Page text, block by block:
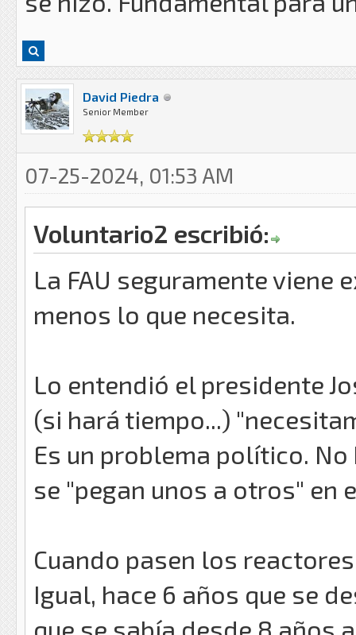
David Piedra
Senior Member
07-25-2024, 01:53 AM
Voluntario2 escribió:
La FAU seguramente viene
menos lo que necesita.
Lo entendió el presidente
(si hará tiempo...)
Es un problema político.
se "pegan unos a otros" en
Cuando pasen los
Igual, hace 6 años que se
que se sabía desde 8 años